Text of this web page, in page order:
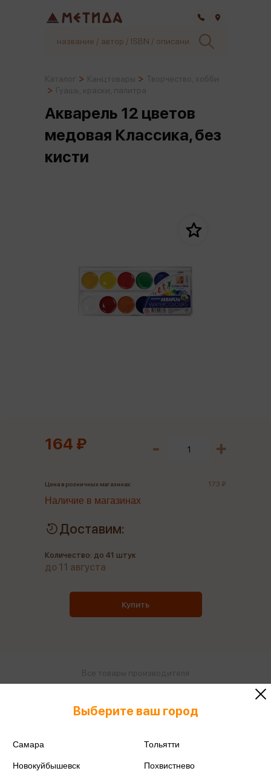
Акварель 12 цветов
медовая Классика, без
кисти
164 ₽
Цена в розничных магазинах: 173 ₽
Наличие в магазинах
Доставим:
Количество: до 41 штук
до 11 августа
Купить
Поделиться
Выберите ваш город
Самара Тольятти
Новокуйбышевск Похвистнево